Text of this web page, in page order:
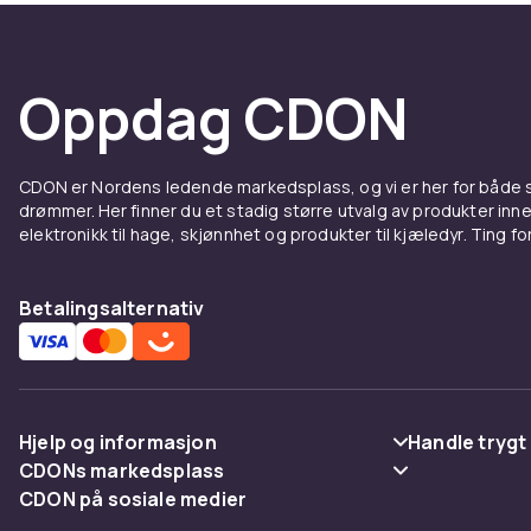
Oppdag CDON
CDON er Nordens ledende markedsplass, og vi er her for
drømmer. Her finner du et stadig større utvalg av produkter
elektronikk til hage, skjønnhet og produkter til kjæledyr. Ting
Betalingsalternativ
Hjelp og informasjon
Vanlige spørsmål
Handle trygt
CDONs markedsplass
Merchant Help Center
CDON på sosiale medier